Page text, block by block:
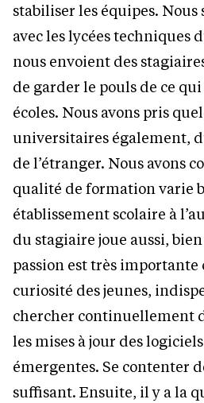
stabiliser les équipes. Nous
avec les lycées techniques
nous envoient des
de garder le pouls de ce qui
écoles. Nous avons pris
universitaires également,
de l’étranger. Nous avons
qualité de formation varie
établissement scolaire à
du stagiaire joue aussi,
passion est très
curiosité des jeunes,
chercher continuellement
les mises à jour des
émergentes. Se contenter
suffisant. Ensuite, il y a la